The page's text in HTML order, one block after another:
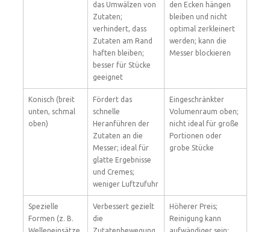
das Umwälzen von
Zutaten;
verhindert, dass
Zutaten am Rand
haften bleiben;
besser für Stücke
geeignet
den Ecken hängen
bleiben und nicht
optimal zerkleinert
werden; kann die
Messer blockieren
Konisch (breit
unten, schmal
oben)
Fördert das
schnelle
Heranführen der
Zutaten an die
Messer; ideal für
glatte Ergebnisse
und Cremes;
weniger Luftzufuhr
Eingeschränkter
Volumenraum oben;
nicht ideal für große
Portionen oder
grobe Stücke
Spezielle
Formen (z. B.
Verbessert gezielt
die
Höherer Preis;
Reinigung kann